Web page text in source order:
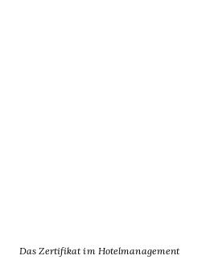
Das Zertifikat im Hotelmanagement